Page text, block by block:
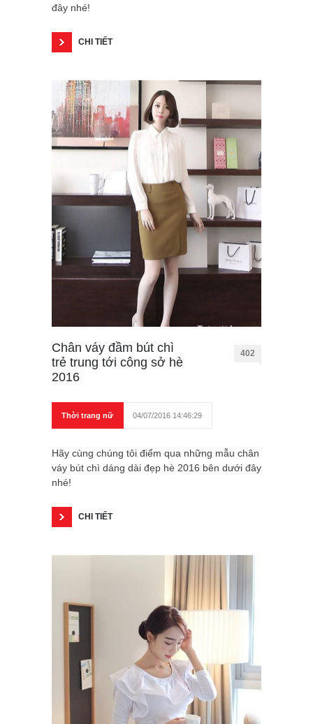
đây nhé!
CHI TIẾT
Chân váy đầm bút chì
trẻ trung tới công sở hè
2016
402
Thời trang nữ 04/07/2016 14:46:29
Hãy cùng chúng tôi điểm qua những mẫu chân
váy bút chì dáng dài đẹp hè 2016 bên dưới đây
nhé!
CHI TIẾT